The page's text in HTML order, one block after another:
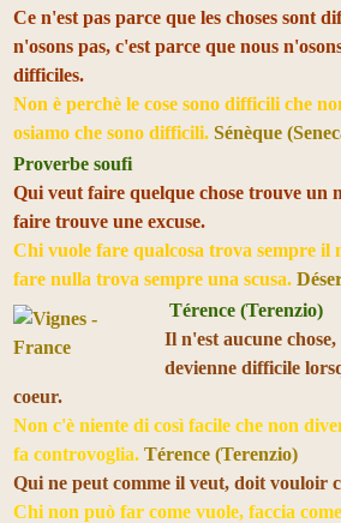
Ce n'est pas parce que les choses sont
n'osons pas, c'est parce que nous
difficiles.
Non è perchè le cose sono difficili che
osiamo che sono difficili. Sénèque
Proverbe soufi
Qui veut faire quelque chose trouve un
faire trouve une excuse.
Chi vuole fare qualcosa trova sempre il
fare nulla trova sempre una scusa.
Térence (Terenzio)
Il n'est aucune
devienne difficile
coeur.
Non c'è niente di così facile che non
fa controvoglia. Térence (Terenzio)
Qui ne peut comme il veut, doit vouloir
Chi non può far come vuole, faccia